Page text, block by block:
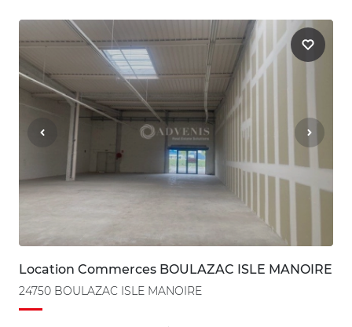
Location Commerces BOULAZAC ISLE MANOIRE
24750 BOULAZAC ISLE MANOIRE